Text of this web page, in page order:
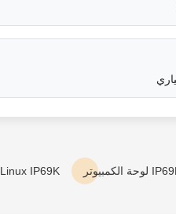
Linux IP69K لوحة الكمبيوتر